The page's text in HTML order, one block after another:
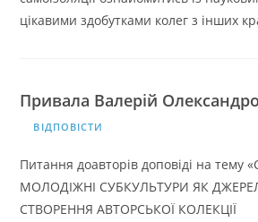
цікавими здобутками колег з інших
Привала Валерій
ВІДПОВІСТИ
Питання доавторів доповіді на тему
МОЛОДІЖНІ СУБКУЛЬТУРИ ЯК
СТВОРЕННЯ АВТОРСЬКОЇ КОЛЕКЦІЇ